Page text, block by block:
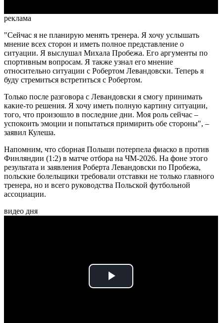
реклама
"Сейчас я не планирую менять тренера. Я хочу услышать
мнение всех сторон и иметь полное представление о
ситуации. Я выслушал Михала Пробежа. Его аргументы по
спортивным вопросам. Я также узнал его мнение
относительно ситуации с Робертом Левандовски. Теперь я
буду стремиться встретиться с Робертом.
Только после разговора с Левандовски я смогу принимать
какие-то решения. Я хочу иметь полную картину ситуации,
того, что произошло в последние дни. Моя роль сейчас –
успокоить эмоции и попытаться примирить обе стороны", –
заявил Кулеша.
Напомним, что сборная Польши потерпела фиаско в против
Финляндии (1:2) в матче отбора на ЧМ-2026. На фоне этого
результата и заявления Роберта Левандовски по Пробежа,
польские болельщики требовали отставки не только главного
тренера, но и всего руководства Польской футбольной
ассоциации.
видео дня
Play